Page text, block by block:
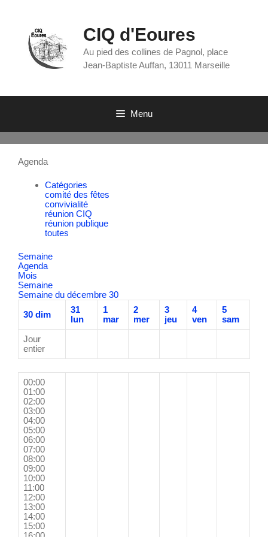
CIQ d'Eoures
Au pied des collines de Pagnol, place
Jean-Baptiste Auffan, 13011 Marseille
Menu
Agenda
Catégories
comité des fêtes
convivialité
réunion CIQ
réunion publique
toutes
Semaine
Agenda
Mois
Semaine
Semaine du décembre 30
30 dim
31
lun
1
mar
2
mer
3
jeu
4
ven
5
sam
Jour
entier
00:00
01:00
02:00
03:00
04:00
05:00
06:00
07:00
08:00
09:00
10:00
11:00
12:00
13:00
14:00
15:00